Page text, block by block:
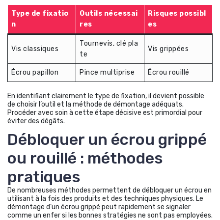
Type de fixatio
n
Outils nécessai
res
Risques possibl
es
Vis classiques
Tournevis, clé pla
te
Vis grippées
Écrou papillon Pince multiprise Écrou rouillé
En identifiant clairement le type de fixation, il devient possible
de choisir l’outil et la méthode de démontage adéquats.
Procéder avec soin à cette étape décisive est primordial pour
éviter des dégâts.
Débloquer un écrou grippé
ou rouillé : méthodes
pratiques
De nombreuses méthodes permettent de débloquer un écrou en
utilisant à la fois des produits et des techniques physiques. Le
démontage d’un écrou grippé peut rapidement se signaler
comme un enfer si les bonnes stratégies ne sont pas employées.